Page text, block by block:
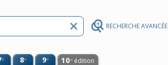
RECHERCHE AVANCÉE
e 8e 9e 10e édition